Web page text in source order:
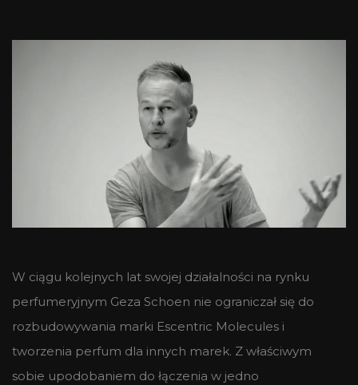
W ciągu kolejnych lat swojej działalności na rynku
perfumeryjnym Geza Schoen nie ograniczał się do
rozbudowywania marki Escentric Molecules i
tworzenia perfum dla innych marek. Z właściwym
sobie upodobaniem do łączenia w jedno